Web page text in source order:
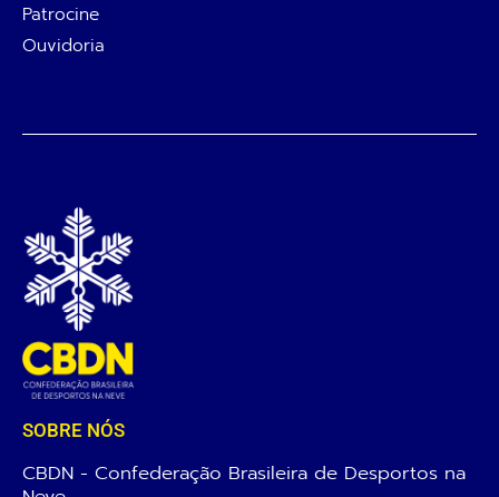
Patrocine
Ouvidoria
SOBRE NÓS
CBDN - Confederação Brasileira de Desportos na